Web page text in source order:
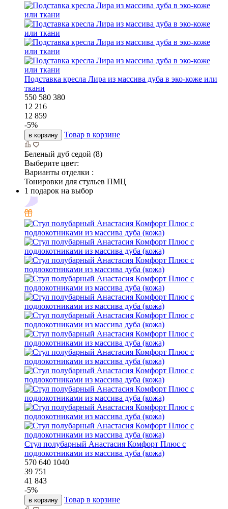
Подставка кресла Лира из массива дуба в эко-коже или
ткани
550 580 380
12 216
12 859
-5%
в корзину Товар в корзине
Беленый дуб седой (8)
Выберите цвет:
Варианты отделки :
Тонировки для стульев ПМЦ
1 подарок на выбор
Стул полубарный Анастасия Комфорт Плюс с
подлокотниками из массива дуба (кожа)
570 640 1040
39 751
41 843
-5%
в корзину Товар в корзине